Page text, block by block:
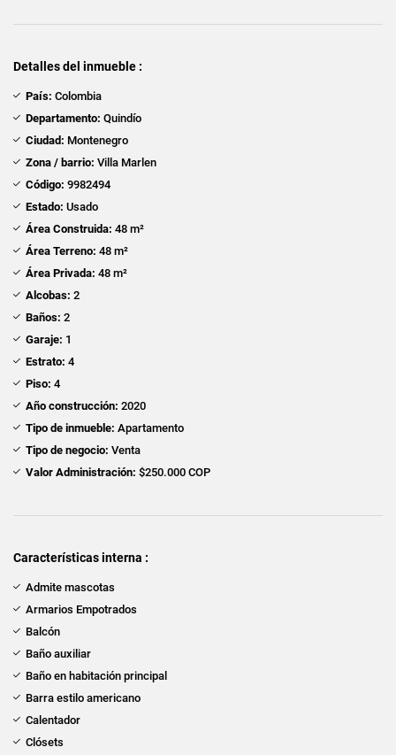
Detalles del inmueble :
País: Colombia
Departamento: Quindío
Ciudad: Montenegro
Zona / barrio: Villa Marlen
Código: 9982494
Estado: Usado
Área Construida: 48 m²
Área Terreno: 48 m²
Área Privada: 48 m²
Alcobas: 2
Baños: 2
Garaje: 1
Estrato: 4
Piso: 4
Año construcción: 2020
Tipo de inmueble: Apartamento
Tipo de negocio: Venta
Valor Administración: $250.000 COP
Características interna :
Admite mascotas
Armarios Empotrados
Balcón
Baño auxiliar
Baño en habitación principal
Barra estilo americano
Calentador
Clósets